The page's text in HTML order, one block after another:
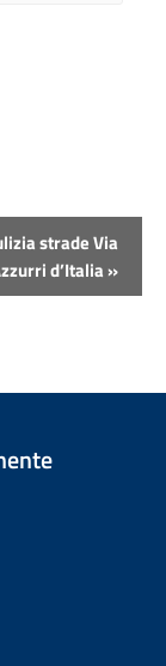
strade Via
d’Italia»